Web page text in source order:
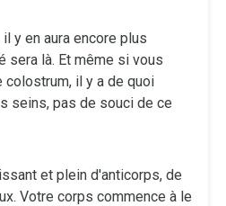
y en aura encore plus
sera là. Et même si vous
il y a de quoi
seins, pas de souci de ce
et plein d'anticorps, de
Votre corps commence à le